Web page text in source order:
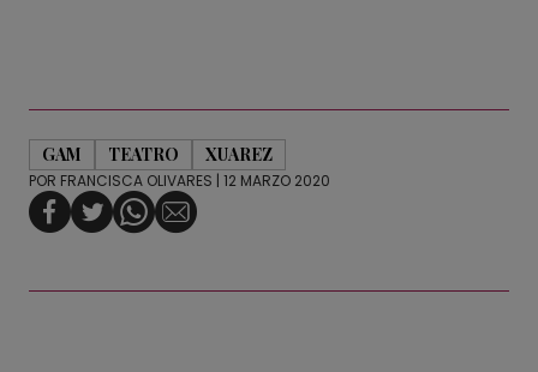
GAM TEATRO XUAREZ
POR FRANCISCA OLIVARES | 12 MARZO 2020